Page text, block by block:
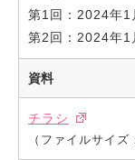
第1回：2024年1
第2回：2024年1
資料
チラシ
（ファイルサイズ